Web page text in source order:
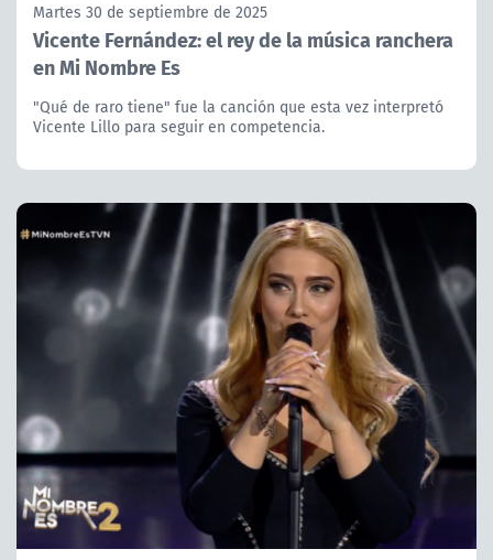
Martes 30 de septiembre de 2025
Vicente Fernández: el rey de la música ranchera
en Mi Nombre Es
"Qué de raro tiene" fue la canción que esta vez interpretó
Vicente Lillo para seguir en competencia.